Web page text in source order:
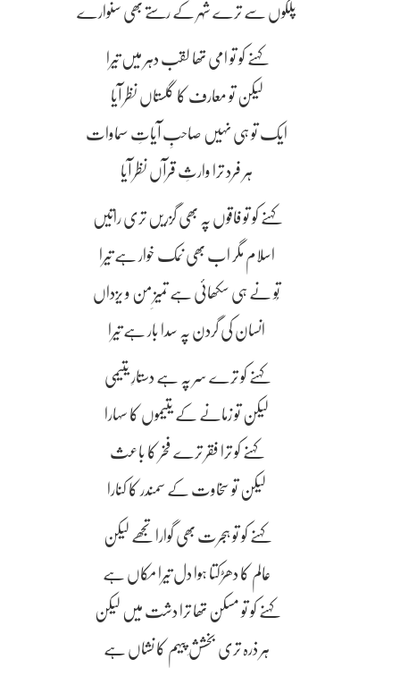
پلکوں سے ترے شہر کے رستے بھی سنوارے
کہنے کو تو امی تھا لقب دہر میں تیرا
لیکن تو معارف کا گلستاں نظر آیا
ایک تو ہی نہیں صاحبِ آیاتِ سماوات
ہر فرد ترا وارثِ قرآں نظر آیا
کہنے کو تو فاقوں پہ بھی گزریں تری راتیں
اسلام مگر اب بھی نمک خوار ہے تیرا
تُو نے ہی سکھائی ہے تمیزِ من و یزداں
انسان کی گردن پہ سدا بار ہے تیرا
کہنے کو تِرے سر پہ ہے دستارِ یتیمی
لیکن تو زمانے کے یتیموں کا سہارا
کہنے کو ترا فقر ترے فخر کا باعث
لیکن تو سخاوت کے سمندر کا کنارا
کہنے کو تو ہجرت بھی گوارا تجھے لیکن
عالم کا دھڑکتا ہوا دل تیرا مکاں ہے
کہنے کو تو مسکن تھا ترا دشت میں لیکن
ہر ذرہ تری بخششِ پیہم کا نشاں ہے